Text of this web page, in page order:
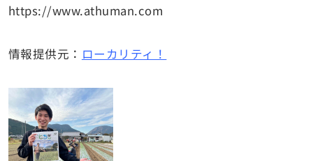
https://www.athuman.com
情報提供元： ローカリティ！